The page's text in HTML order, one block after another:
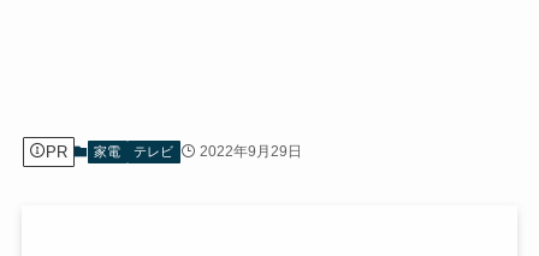
PR 家電 テレビ 2022年9月29日